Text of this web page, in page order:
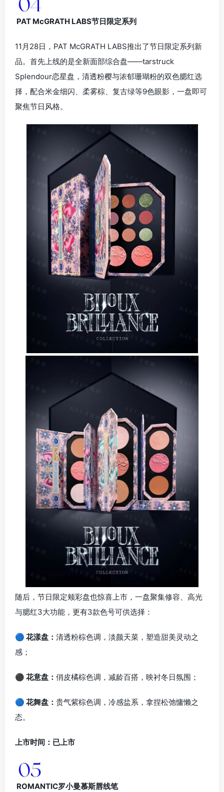
PAT McGRATH LABS节日限定系列
11月28日，PAT McGRATH LABS推出了节日限定系列新
品。首先上线的是全新面部综合盘——tarstruck
Splendour恋星盘，清透粉樱与浓郁珊瑚粉的双色腮红选
择，配合米金细闪、柔雾棕、复古绿等9色眼影，一盘即可
聚焦节日风格。
随后，节日限定颊彩盘也惊喜上市，一盘聚集修容、高光
与腮红3大功能，更有3款色号可供选择：
🔵 花漾盘 ： 清透粉棕色调，淡颜天菜，塑造甜美灵动之
感；
⚫ 花意盘： 俏皮橘棕色调，减龄百搭，映衬冬日氛围；
🔵 花舞盘： 贵气紫棕色调，冷感盐系，拿捏松弛慵懒之
态。
上市时间：已上市
ROMANTIC罗小曼慕斯唇线笔